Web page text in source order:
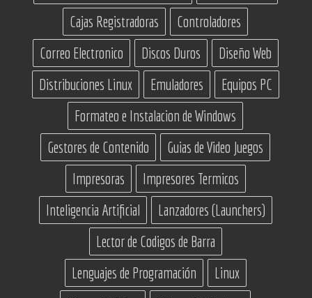
Cajas Registradoras
Controladores
Correo Electronico
Discos Duros
Diseño Web
Distribuciones Linux
Emuladores
Equipos PC
Formateo e Instalacion de Windows
Gestores de Contenido
Guias de Video Juegos
Impresoras
Impresores Termicos
Inteligencia Artificial
Lanzadores (Launchers)
Lector de Codigos de Barra
Lenguajes de Programación
Linux